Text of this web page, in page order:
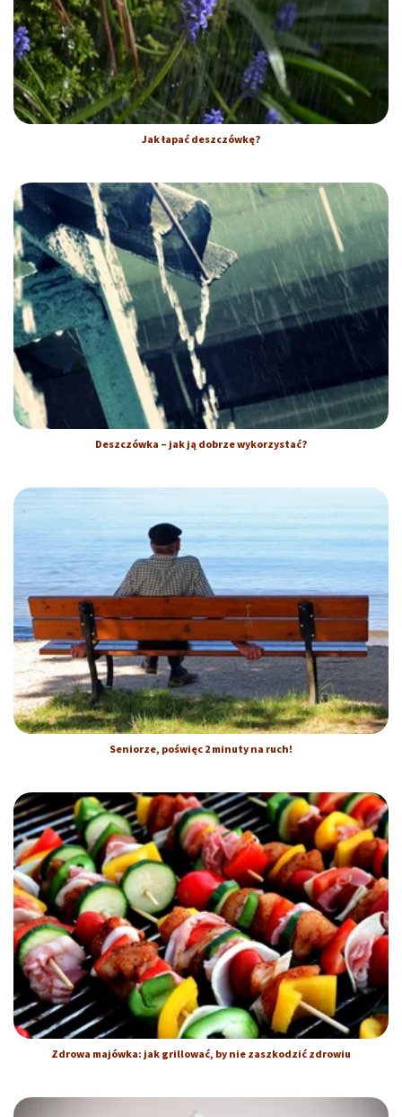
Jak łapać deszczówkę?
Deszczówka – jak ją dobrze wykorzystać?
Seniorze, poświęc 2 minuty na ruch!
Zdrowa majówka: jak grillować, by nie zaszkodzić zdrowiu